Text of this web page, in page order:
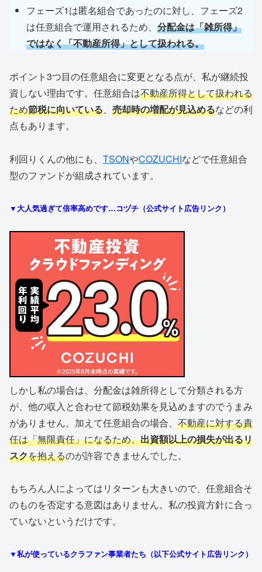
フェーズ1は匿名組合であったのに対し、フェーズ2
は任意組合で運用されるため、分配金は「雑所得」
ではなく「不動産所得」として扱われる。
ポイント3つ目の任意組合に変更となる点が、私が継続投
資しない理由です。任意組合は不動産所得として扱われる
ため節税に向いている、 売却時の増配が見込めるなどの利
点もあります。
利回りくんの他にも、 TSONやCOZUCHIなどで任意組合
型のファンドが組成されています。
▼大人気過ぎて倍率高めです…コヅチ（公式サイト広告リンク）
しかし私の場合は、分配金は雑所得として分類される方
が、他の収入と合わせて節税効果を見込めますのでうまみ
がありません。加えて任意組合の場合、 不動産に対する責
任は「無限責任」になるため、出資額以上の損失が出るリ
スクを抱えるのが許容できませんでした。
もちろん人によってはリターンも大きいので、任意組合そ
のものを否定する意図はありません。私の投資方針に合っ
ていないというだけです。
▼私が使っているクラファン事業者たち（以下公式サイト広告リンク）